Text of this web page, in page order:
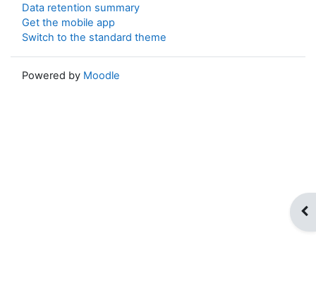
Data retention summary
Get the mobile app
Switch to the standard theme
Powered by Moodle